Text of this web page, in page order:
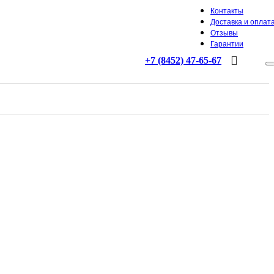
Контакты
Доставка и
Отзывы
Гарантии
+7 (8452) 47-65-67